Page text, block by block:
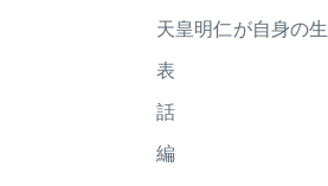
天皇明仁が自身の
表
話
編